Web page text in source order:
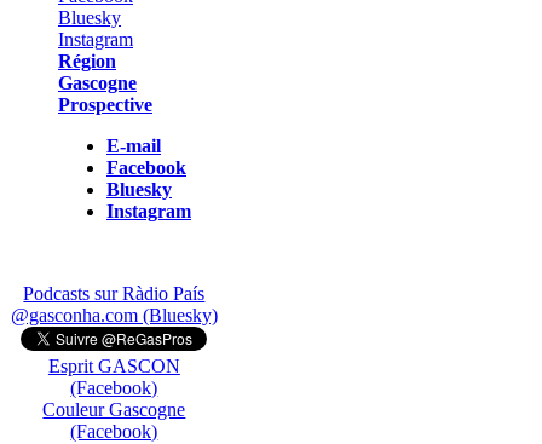
Région
Gascogne
Prospective
E-mail
Facebook
Bluesky
Instagram
Podcasts sur Ràdio País
@gasconha.com (Bluesky)
Esprit GASCON
(Facebook)
Couleur Gascogne
(Facebook)